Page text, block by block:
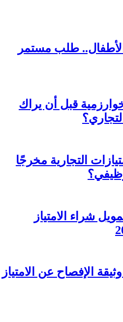
الأطفال.. طلب مستمر
قبل أن يراك
التجارية مخرجًا
شراء الامتياز
في وثيقة الإفصاح عن الامتياز